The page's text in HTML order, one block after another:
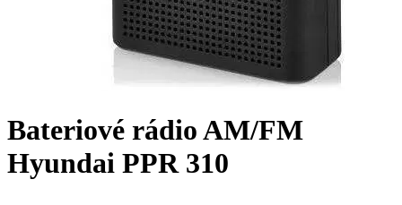
Bateriové rádio AM/FM
Hyundai PPR 310